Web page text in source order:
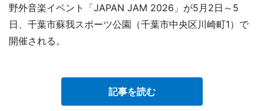
野外音楽イベント「JAPAN JAM 2026」が5月2日～5
日、千葉市蘇我スポーツ公園（千葉市中央区川崎町1）で
開催される。
記事を読む